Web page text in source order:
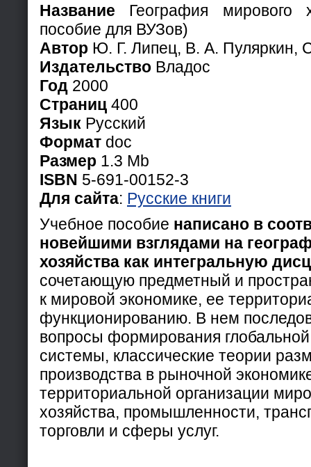
Название География мирового
пособие для ВУЗов)
Автор Ю. Г. Липец, В. А. Пуляркин,
Издательство Владос
Год 2000
Страниц 400
Язык Русский
Формат doc
Размер 1.3 Mb
ISBN 5-691-00152-3
Для сайта: Русские книги
Учебное пособие написано в
новейшими взглядами на
хозяйства как интегральную
сочетающую предметный и
к мировой экономике, ее
функционированию. В нем
вопросы формирования
системы, классические теории
производства в рыночной
территориальной организации
хозяйства, промышленности,
торговли и сферы услуг.